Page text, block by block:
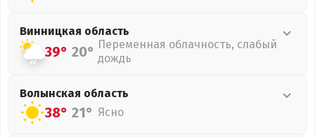
Винницкая область
39° 20° Переменная облачность, слабый
дождь
Волынская область
38° 21° Ясно